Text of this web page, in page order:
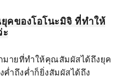
คของโอโนะมิจิ ที่ทำให้
ายที่ทำให้คุณสัมผัสได้ถึงยุค
ค่ำถึงค่ำก็ยิ่งสัมผัสได้ถึง